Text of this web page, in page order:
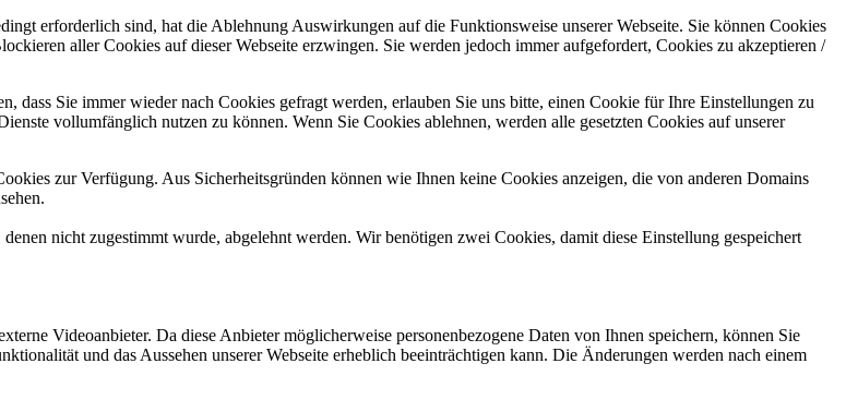
erforderlich sind, hat die Ablehnung Auswirkungen auf die Funktionsweise unserer Webseite. Sie können Cookies
aller Cookies auf dieser Webseite erzwingen. Sie werden jedoch immer aufgefordert, Cookies zu akzeptieren /
dass Sie immer wieder nach Cookies gefragt werden, erlauben Sie uns bitte, einen Cookie für Ihre Einstellungen zu
vollumfänglich nutzen zu können. Wenn Sie Cookies ablehnen, werden alle gesetzten Cookies auf unserer
zur Verfügung. Aus Sicherheitsgründen können wie Ihnen keine Cookies anzeigen, die von anderen Domains
nicht zugestimmt wurde, abgelehnt werden. Wir benötigen zwei Cookies, damit diese Einstellung gespeichert
Videoanbieter. Da diese Anbieter möglicherweise personenbezogene Daten von Ihnen speichern, können Sie
und das Aussehen unserer Webseite erheblich beeinträchtigen kann. Die Änderungen werden nach einem